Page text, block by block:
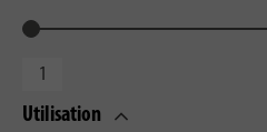
Utilisation